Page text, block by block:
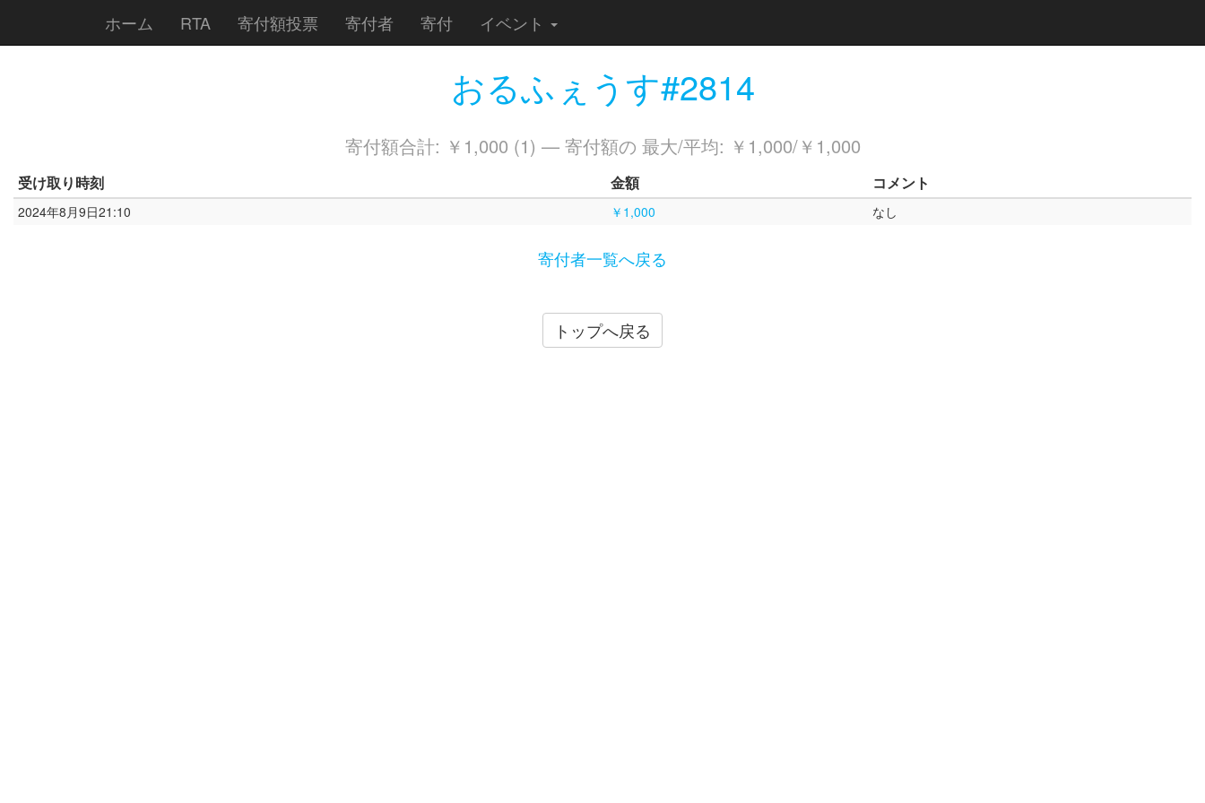
ホーム RTA 寄付額投票 寄付者 寄付 イベント
おるふぇうす#2814
寄付額合計: ￥1,000 (1) — 寄付額の 最大/平均: ￥1,000/￥1,000
受け取り時刻 金額 コメント
2024年8月9日21:10 ￥1,000 なし
寄付者一覧へ戻る
トップへ戻る